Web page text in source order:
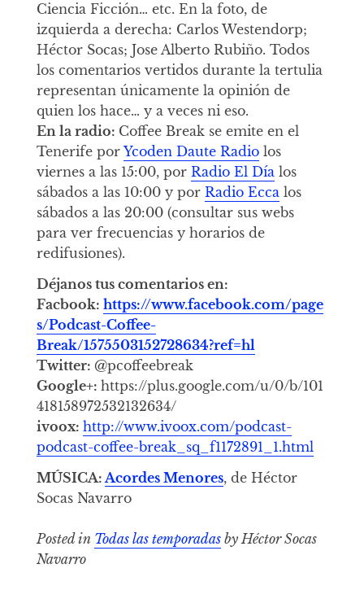
Ciencia Ficción… etc. En la foto, de
izquierda a derecha: Carlos Westendorp;
Héctor Socas; Jose Alberto Rubiño. Todos
los comentarios vertidos durante la tertulia
representan únicamente la opinión de
quien los hace… y a veces ni eso.
En la radio: Coffee Break se emite en el
Tenerife por Ycoden Daute Radiolos
viernes a las 15:00, por Radio El Díalos
sábados a las 10:00 y por Radio Eccalos
sábados a las 20:00 (consultar sus webs
para ver frecuencias y horarios de
redifusiones).
Déjanos tus comentarios en:
Facbook: https://www.facebook.com/page
s/Podcast-Coffee-
Break/1575503152728634?ref=hl
Twitter: @pcoffeebreak
Google+: https://plus.google.com/u/0/b/101
418158972532132634/
ivoox: http://www.ivoox.com/podcast-
podcast-coffee-break_sq_f1172891_1.html
MÚSICA: Acordes Menores, de Héctor
Socas Navarro
Posted in Todas las temporadasby Héctor Socas
Navarro